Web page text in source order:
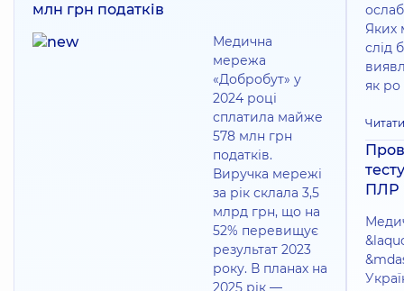
млн грн податків
Медична
мережа
«Добробут» у
2024 році
сплатила майже
578 млн грн
податків.
Виручка мережі
за рік склала 3,5
млрд грн, що на
52% перевищує
результат 2023
року. В планах на
2025 рік —
Яких
слід
як ро
ПЛР